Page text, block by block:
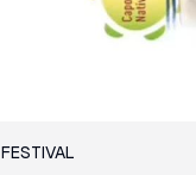
FESTIVAL